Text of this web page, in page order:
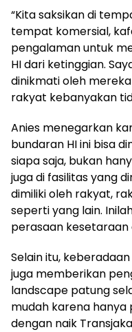
“Kita saksikan di
tempat komersial,
pengalaman untuk
HI dari ketinggian.
dinikmati oleh
rakyat kebanyakan
Anies menegarkan
bundaran HI ini bisa
siapa saja, bukan
juga di fasilitas yang
dimiliki oleh rakyat,
seperti yang lain.
perasaan kesetaraan
Selain itu,
juga memberikan
landscape patung
mudah karena hanya
dengan naik